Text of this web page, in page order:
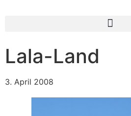
Lala-Land
3. April 2008